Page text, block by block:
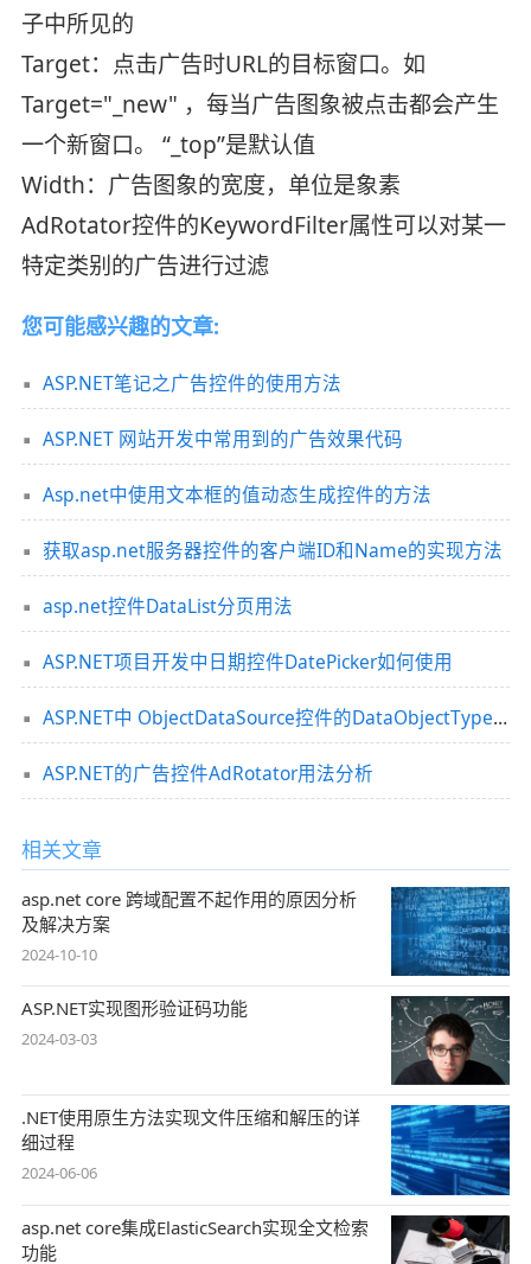
子中所见的
Target：点击广告时URL的目标窗口。如
Target="_new" ，每当广告图象被点击都会产生
一个新窗口。 “_top”是默认值
Width：广告图象的宽度，单位是象素
AdRotator控件的KeywordFilter属性可以对某一
特定类别的广告进行过滤
您可能感兴趣的文章:
ASP.NET笔记之广告控件的使用方法
ASP.NET 网站开发中常用到的广告效果代码
Asp.net中使用文本框的值动态生成控件的方法
获取asp.net服务器控件的客户端ID和Name的实现方法
asp.net控件DataList分页用法
ASP.NET项目开发中日期控件DatePicker如何使用
ASP.NET中 ObjectDataSource控件的DataObjectTypeName属性
ASP.NET的广告控件AdRotator用法分析
相关文章
asp.net core 跨域配置不起作用的原因分析
及解决方案
2024-10-10
ASP.NET实现图形验证码功能
2024-03-03
.NET使用原生方法实现文件压缩和解压的详
细过程
2024-06-06
asp.net core集成ElasticSearch实现全文检索
功能